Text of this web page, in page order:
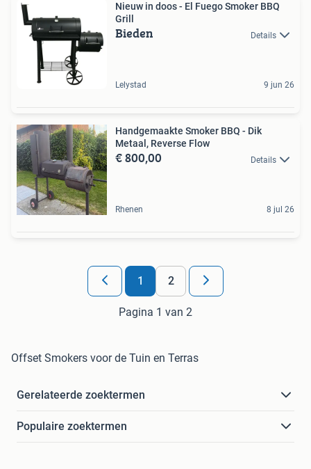
Nieuw in doos - El Fuego Smoker BBQ
Grill
Bieden Details
Lelystad 9 jun 26
Handgemaakte Smoker BBQ - Dik
Metaal, Reverse Flow
€ 800,00 Details
Rhenen 8 jul 26
1 2
Pagina 1 van 2
Offset Smokers voor de Tuin en Terras
Gerelateerde zoektermen
Populaire zoektermen